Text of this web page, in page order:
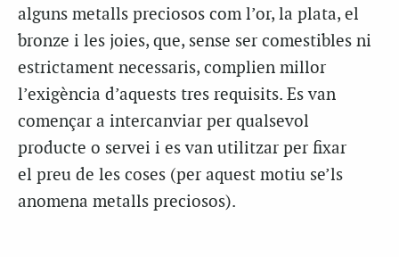
alguns metalls preciosos com l’or, la plata, el
bronze i les joies, que, sense ser comestibles ni
estrictament necessaris, complien millor
l’exigència d’aquests tres requisits. Es van
començar a intercanviar per qualsevol
producte o servei i es van utilitzar per fixar
el preu de les coses (per aquest motiu se’ls
anomena metalls preciosos).